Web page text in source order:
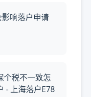
响落户申请
个税不一致怎
- 上海落户E78